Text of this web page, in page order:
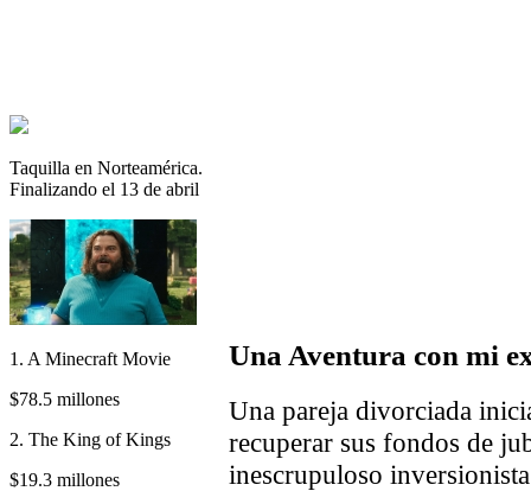
Taquilla en Norteamérica.
Finalizando el 13 de abril
1. A Minecraft Movie
$78.5 millones
2. The King of Kings
$19.3 millones
Una Aventura con mi
Una pareja divorciada
recuperar sus fondos de
inescrupuloso